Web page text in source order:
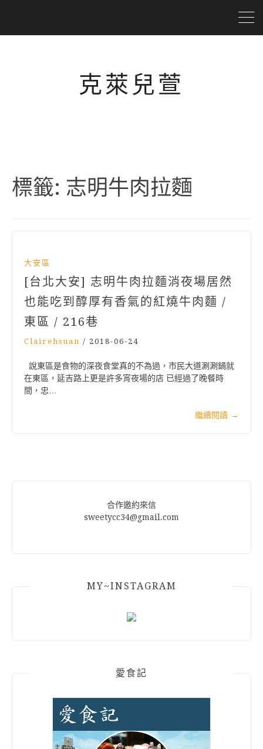
克萊兒萱
標籤: 志明牛肉拉麵
大安區
[台北大安] 志明牛肉拉麵消夜場居然
也能吃到醇厚有香氣的紅燒牛肉麵 /
東區 / 216巷
Clairehsuan / 2018-06-24
說東區是食物的深夜食堂真的不為過，市民大道涮涮鍋就
在東區，延吉路上更是許多宵夜場的店 已經過了晚餐時
間，忠…
繼續閱讀 →
合作邀約來信
sweetycc34@gmail.com
MY~INSTAGRAM
愛食記